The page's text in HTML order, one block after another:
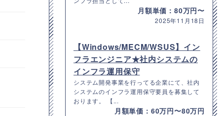
月額単価：80万円〜
2025年11月18日
【Windows/MECM/WSUS】イン
フラエンジニア★社内システムの
インフラ運用保守
システム開発事業を行ってる企業にて、社内
システムのインフラ運用保守要員を募集して
おります。 【...
月額単価：60万円〜80万円